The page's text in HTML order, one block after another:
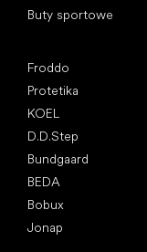
Buty sportowe
Froddo
Protetika
KOEL
D.D.Step
Bundgaard
BEDA
Bobux
Jonap